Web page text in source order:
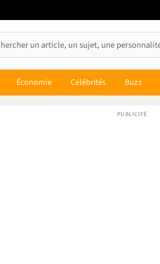
Économie Célébrités Buzz